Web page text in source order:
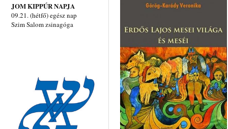
JOM KIPPÚR NAPJA
09.21. (hétfő) egész nap
Szim Salom zsinagóga